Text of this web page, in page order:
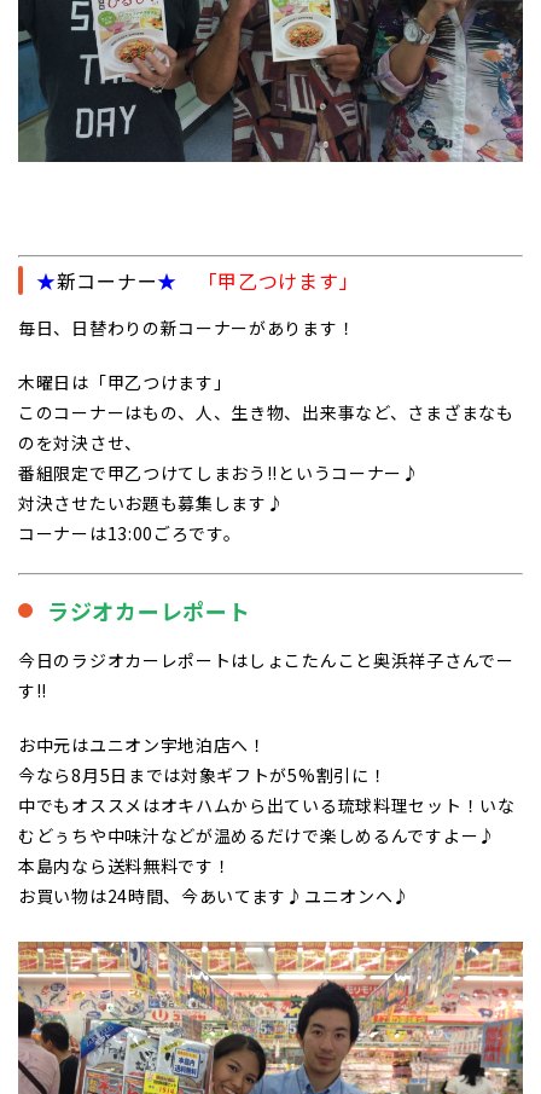
★新コーナー★ 「甲乙つけます」
毎日、日替わりの新コーナーがあります！
木曜日は「甲乙つけます」
このコーナーはもの、人、生き物、出来事など、さまざまなも
のを対決させ、
番組限定で甲乙つけてしまおう!!というコーナー♪
対決させたいお題も募集します♪
コーナーは13:00ごろです。
ラジオカーレポート
今日のラジオカーレポートはしょこたんこと奥浜祥子さんでー
す!!
お中元はユニオン宇地泊店へ！
今なら8月5日までは対象ギフトが5%割引に！
中でもオススメはオキハムから出ている琉球料理セット！いな
むどぅちや中味汁などが温めるだけで楽しめるんですよー♪
本島内なら送料無料です！
お買い物は24時間、今あいてます♪ユニオンへ♪